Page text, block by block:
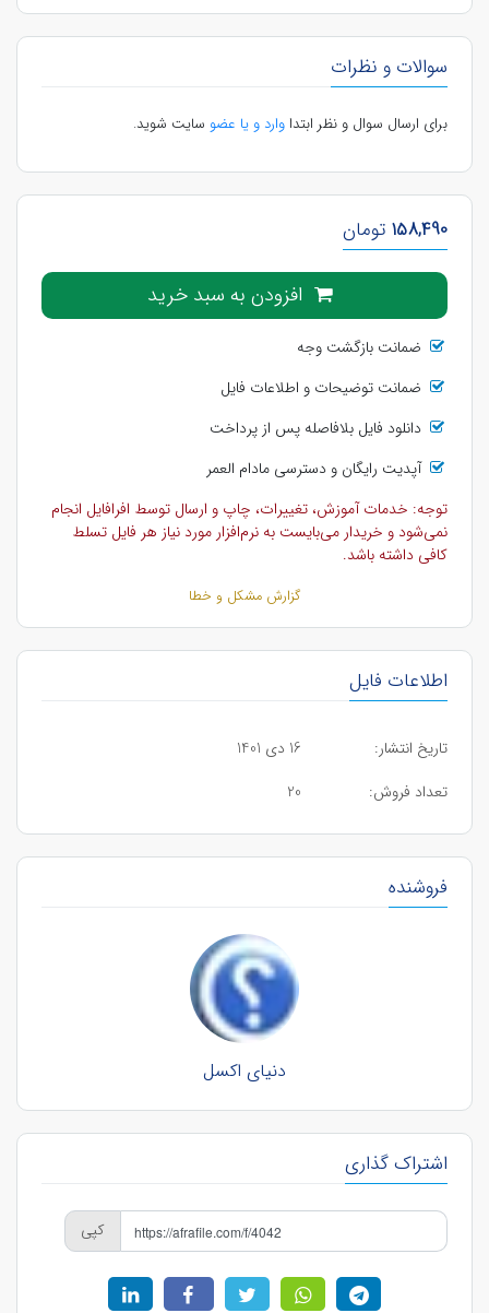
سوالات و نظرات
برای ارسال سوال و نظر ابتداوارد و یا عضو سایت شوید.
158,490 تومان
افزودن به سبد خرید
ضمانت بازگشت وجه
ضمانت توضیحات و اطلاعات فایل
دانلود فایل بلافاصله پس از پرداخت
آپدیت رایگان و دسترسی مادام العمر
توجه: خدمات آموزش، تغییرات، چاپ و ارسال توسط افرافایل انجام
نمی‌شود و خریدار می‌بایست به نرم‌افزار مورد نیاز هر فایل تسلط
کافی داشته باشد.
گزارش مشکل و خطا
اطلاعات فایل
تاریخ انتشار:
16 دی 1401
تعداد فروش:
20
فروشنده
دنیای اکسل
اشتراک گذاری
کپی